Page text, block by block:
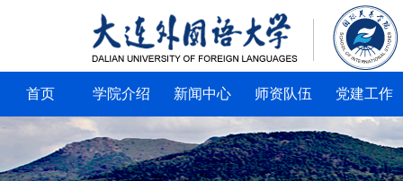
首页 学院介绍 新闻中心 师资队伍 党建工作